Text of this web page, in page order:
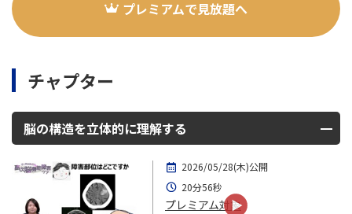
プレミアムで見放題へ
チャプター
脳の構造を立体的に理解する
2026/05/28(木)公開
20分56秒
プレミアム対象